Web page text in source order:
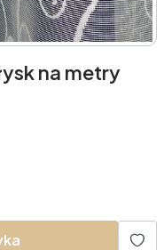
na metry